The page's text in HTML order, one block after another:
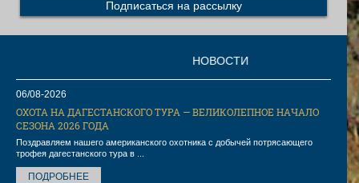
НОВОСТИ
06/08-2026
ОХОТА НА ДАГЕСТАНСКОГО ТУРА — ВЕЛИКОЛЕПНОЕ НАЧАЛО
СЕЗОНА 2026 ГОДА
Поздравляем нашего американского охотника с добычей потрясающего
трофея дагестанского тура в ...
ПОДРОБНЕЕ